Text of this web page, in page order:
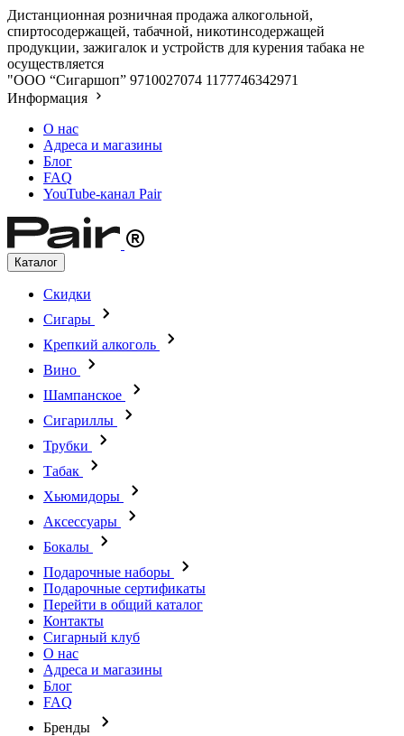
Дистанционная розничная продажа алкогольной,
спиртосодержащей, табачной, никотинсодержащей
продукции, зажигалок и устройств для курения табака не
осуществляется
"ООО “Сигаршоп” 9710027074 1177746342971
Информация
О нас
Адреса и магазины
Блог
FAQ
YouTube-канал Pair
Каталог
Скидки
Сигары
Крепкий алкоголь
Вино
Шампанское
Сигариллы
Трубки
Табак
Хьюмидоры
Аксессуары
Бокалы
Подарочные наборы
Подарочные сертификаты
Перейти в общий каталог
Контакты
Сигарный клуб
О нас
Адреса и магазины
Блог
FAQ
Бренды